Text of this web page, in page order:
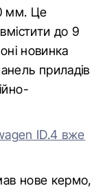
мм. Це
до 9
новинка
приладів
ID.4 вже
нове кермо,